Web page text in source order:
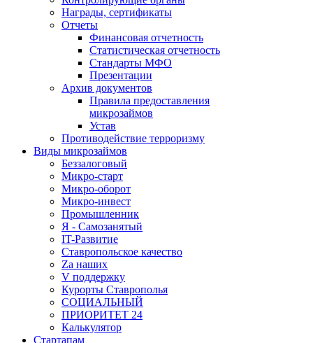
Награды, сертификаты
Отчеты
Финансовая отчетность
Статистическая отчетность
Стандарты МФО
Презентации
Архив документов
Правила предоставления
микрозаймов
Устав
Противодействие терроризму
Виды микрозаймов
Беззалоговый
Микро-старт
Микро-оборот
Микро-инвест
Промышленник
Я - Самозанятый
IT-Развитие
Ставропольское качество
Za наших
V поддержку
Курорты Ставрополья
СОЦИАЛЬНЫЙ
ПРИОРИТЕТ 24
Калькулятор
Стартапам